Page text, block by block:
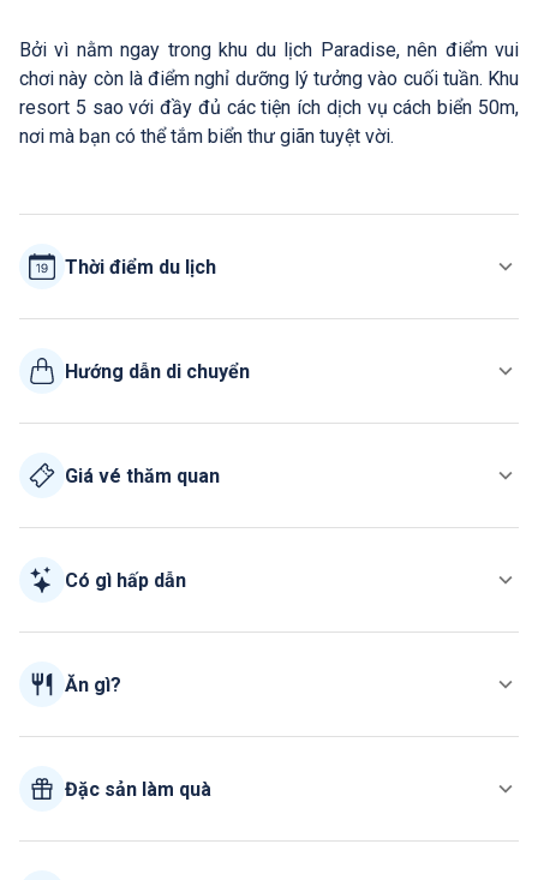
Bởi vì nằm ngay trong khu du lịch Paradise, nên điểm vui
chơi này còn là điểm nghỉ dưỡng lý tưởng vào cuối tuần. Khu
resort 5 sao với đầy đủ các tiện ích dịch vụ cách biển 50m,
nơi mà bạn có thể tắm biển thư giãn tuyệt vời.
Thời điểm du lịch
Hướng dẫn di chuyển
Giá vé thăm quan
Có gì hấp dẫn
Ăn gì?
Đặc sản làm quà